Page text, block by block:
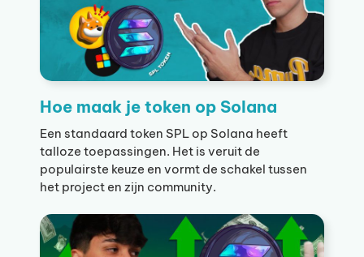
Hoe maak je token op Solana
Een standaard token SPL op Solana heeft
talloze toepassingen. Het is veruit de
populairste keuze en vormt de schakel tussen
het project en zijn community.